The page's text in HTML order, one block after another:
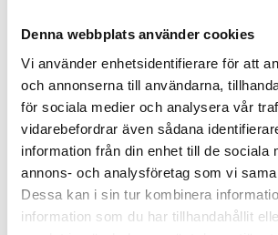
Denna webbplats använder cookies
Vi använder enhetsidentifierare för att
och annonserna till användarna,
för sociala medier och analysera vår
vidarebefordrar även sådana
information från din enhet till de sociala
annons- och analysföretag som vi
Dessa kan i sin tur kombinera
information som du har tillhandahållit
för
transaktioner och andra nyheter
marknaden.
Vi önskar alla en avkopplande och
SENASTE NYHETERNA